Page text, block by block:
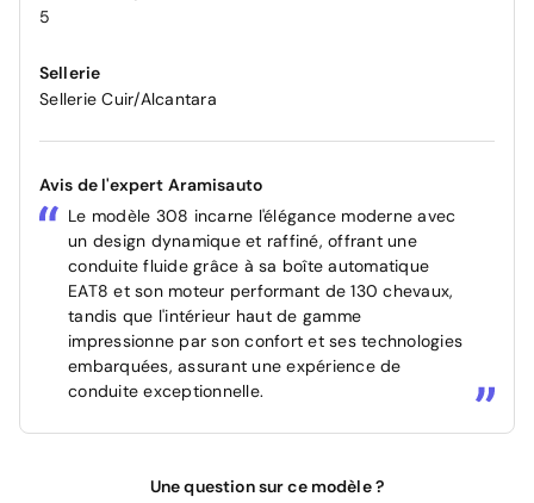
5
Sellerie
Sellerie Cuir/Alcantara
Avis de l'expert Aramisauto
Le modèle 308 incarne l'élégance moderne avec
un design dynamique et raffiné, offrant une
conduite fluide grâce à sa boîte automatique
EAT8 et son moteur performant de 130 chevaux,
tandis que l'intérieur haut de gamme
impressionne par son confort et ses technologies
embarquées, assurant une expérience de
conduite exceptionnelle.
Une question sur ce modèle ?